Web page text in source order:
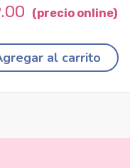
.00
al carrito